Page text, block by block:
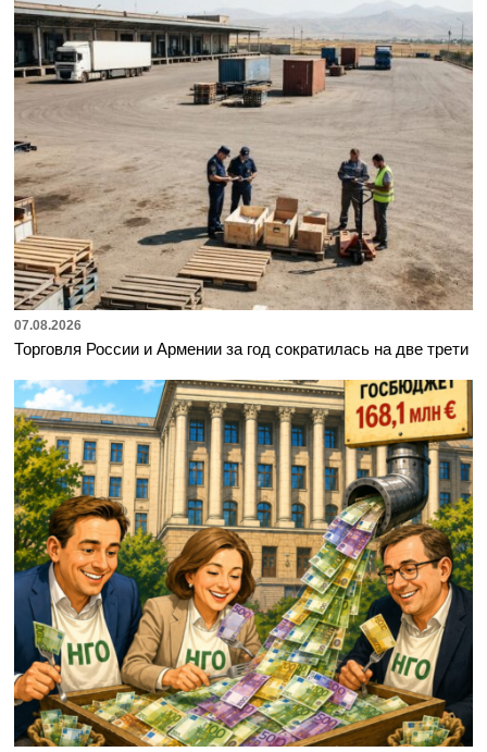
07.08.2026
Торговля России и Армении за год сократилась на две трети